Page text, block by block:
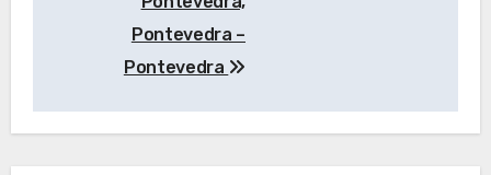
entradasPontevedra –
Pontevedra